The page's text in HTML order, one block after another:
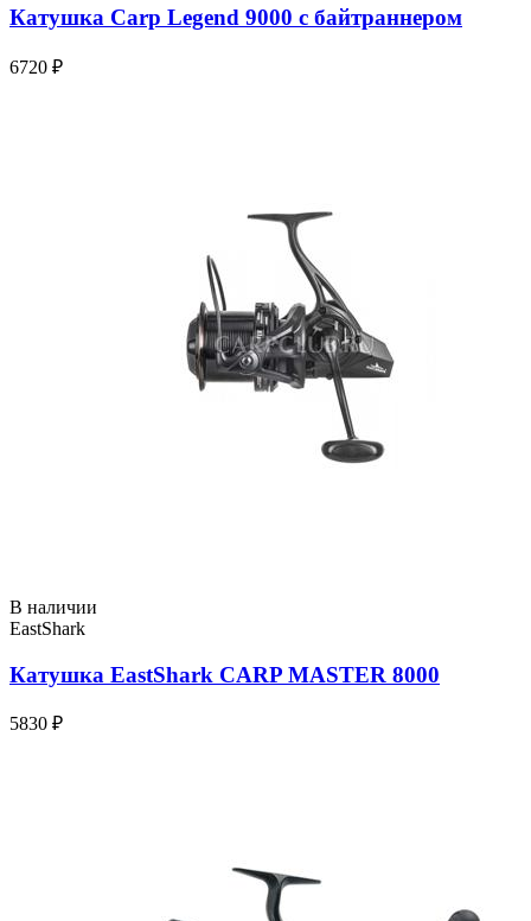
Катушка Carp Legend 9000 с байтраннером
6720 ₽
В наличии
EastShark
Катушка EastShark CARP MASTER 8000
5830 ₽